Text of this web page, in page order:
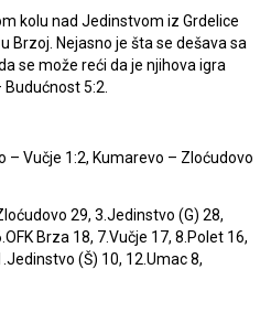
kolu nad Jedinstvom iz Grdelice
Brzoj. Nejasno je šta se dešava sa
se može reći da je njihova igra
5:2.
– Vučje 1:2, Kumarevo – Zloćudovo
29, 3.Jedinstvo (G) 28,
Brza 18, 7.Vučje 17, 8.Polet 16,
(Š) 10, 12.Umac 8,